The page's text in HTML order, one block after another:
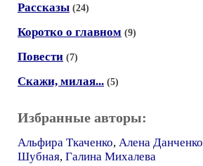
Рассказы (24)
Коротко о главном (9)
Повести (7)
Скажи, милая... (5)
Избранные авторы:
Альфира Ткаченко, Алена Данченко
Шубная, Галина Михалева